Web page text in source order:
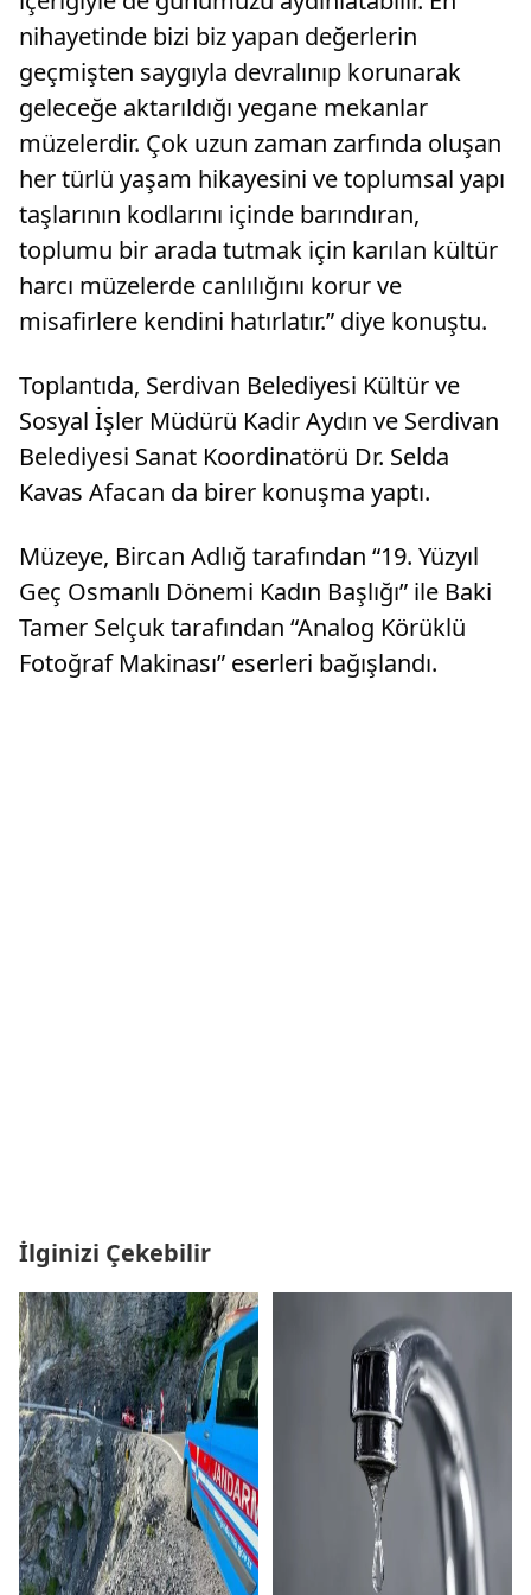
nihayetinde bizi biz yapan değerlerin
geçmişten saygıyla devralınıp korunarak
geleceğe aktarıldığı yegane mekanlar
müzelerdir. Çok uzun zaman zarfında oluşan
her türlü yaşam hikayesini ve toplumsal yapı
taşlarının kodlarını içinde barındıran,
toplumu bir arada tutmak için karılan kültür
harcı müzelerde canlılığını korur ve
misafirlere kendini hatırlatır.” diye konuştu.
Toplantıda, Serdivan Belediyesi Kültür ve
Sosyal İşler Müdürü Kadir Aydın ve Serdivan
Belediyesi Sanat Koordinatörü Dr. Selda
Kavas Afacan da birer konuşma yaptı.
Müzeye, Bircan Adlığ tarafından “19. Yüzyıl
Geç Osmanlı Dönemi Kadın Başlığı” ile Baki
Tamer Selçuk tarafından “Analog Körüklü
Fotoğraf Makinası” eserleri bağışlandı.
İlginizi Çekebilir